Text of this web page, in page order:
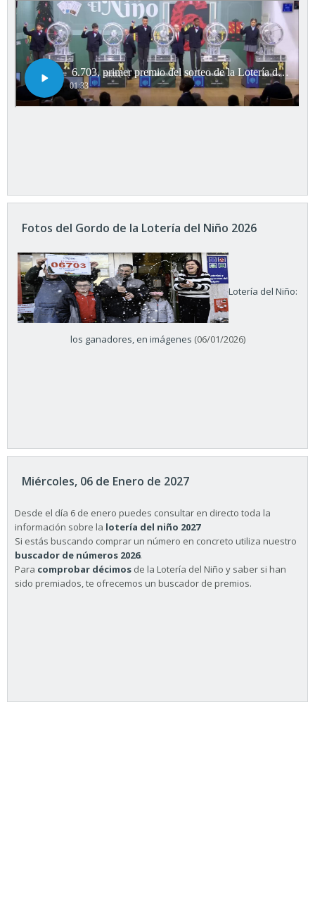
Fotos del Gordo de la Lotería del Niño 2026
Lotería del Niño:
los ganadores, en imágenes (06/01/2026)
Miércoles, 06 de Enero de 2027
Desde el día 6 de enero puedes consultar en directo toda la
información sobre la lotería del niño 2027
Si estás buscando comprar un número en concreto utiliza nuestro
buscador de números 2026.
Para comprobar décimos de la Lotería del Niño y saber si han
sido premiados, te ofrecemos un buscador de premios.